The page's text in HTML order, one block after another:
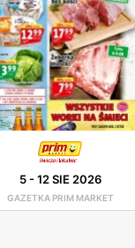
5-12 SIE 2026
GAZETKA PRIM MARKET